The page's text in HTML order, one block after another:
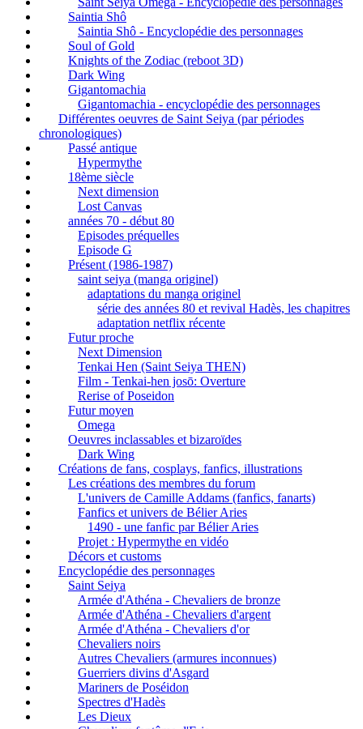
Saintia Shô
Saintia Shô - Encyclopédie des personnages
Soul of Gold
Knights of the Zodiac (reboot 3D)
Dark Wing
Gigantomachia
Gigantomachia - encyclopédie des personnages
Différentes oeuvres de Saint Seiya (par périodes
chronologiques)
Passé antique
Hypermythe
18ème siècle
Next dimension
Lost Canvas
années 70 - début 80
Episodes préquelles
Episode G
Présent (1986-1987)
saint seiya (manga originel)
adaptations du manga originel
série des années 80 et revival Hadès, les chapitres
adaptation netflix récente
Futur proche
Next Dimension
Tenkai Hen (Saint Seiya THEN)
Film - Tenkai-hen josō: Overture
Rerise of Poseidon
Futur moyen
Omega
Oeuvres inclassables et bizaroïdes
Dark Wing
Créations de fans, cosplays, fanfics, illustrations
Les créations des membres du forum
L'univers de Camille Addams (fanfics, fanarts)
Fanfics et univers de Bélier Aries
1490 - une fanfic par Bélier Aries
Projet : Hypermythe en vidéo
Décors et customs
Encyclopédie des personnages
Saint Seiya
Armée d'Athéna - Chevaliers de bronze
Armée d'Athéna - Chevaliers d'argent
Armée d'Athéna - Chevaliers d'or
Chevaliers noirs
Autres Chevaliers (armures inconnues)
Guerriers divins d'Asgard
Mariners de Poséidon
Spectres d'Hadès
Les Dieux